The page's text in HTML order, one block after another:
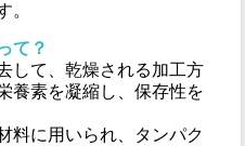
。
て？
して、乾燥される加工方
養素を凝縮し、保存性を
料に用いられ、タンパク